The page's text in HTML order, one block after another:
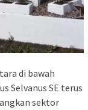
di bawah
Selvanus SE terus
sektor